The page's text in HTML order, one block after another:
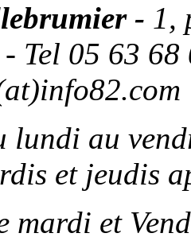
- 1,
Tel 05 63
lundi au
et jeudis
mardi et